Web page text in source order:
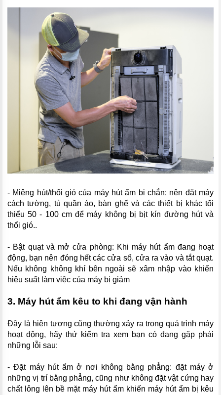
- Miệng hút/thổi gió của máy hút ẩm bị chắn: nên đặt máy
cách tường, tủ quần áo, bàn ghế và các thiết bị khác tối
thiểu 50 - 100 cm để máy không bị bịt kín đường hút và
thổi gió..
- Bật quạt và mở cửa phòng: Khi máy hút ẩm đang hoạt
động, bạn nên đóng hết các cửa sổ, cửa ra vào và tắt quạt.
Nếu không không khí bên ngoài sẽ xâm nhập vào khiến
hiệu suất làm việc của máy bị giảm
3. Máy hút ẩm kêu to khi đang vận hành
Đây là hiện tượng cũng thường xảy ra trong quá trình máy
hoạt động, hãy thử kiểm tra xem bạn có đang gặp phải
những lỗi sau:
- Đặt máy hút ẩm ở nơi không bằng phẳng: đặt máy ở
những vị trí bằng phẳng, cũng như không đặt vật cứng hay
chất lỏng lên bề mặt máy hút ẩm khiến máy hút ẩm bị kêu